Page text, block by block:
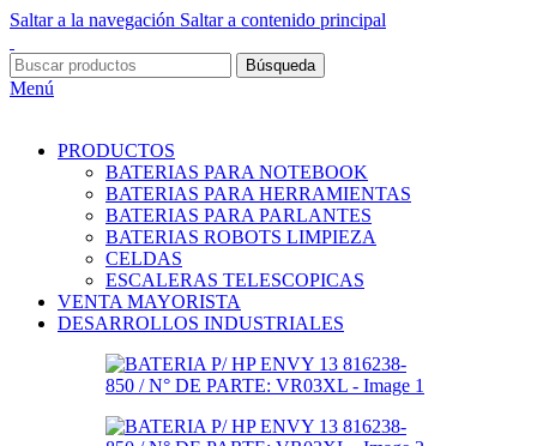
Saltar a la navegación Saltar a contenido principal
Búsqueda
Menú
PRODUCTOS
BATERIAS PARA NOTEBOOK
BATERIAS PARA HERRAMIENTAS
BATERIAS PARA PARLANTES
BATERIAS ROBOTS LIMPIEZA
CELDAS
ESCALERAS TELESCOPICAS
VENTA MAYORISTA
DESARROLLOS INDUSTRIALES